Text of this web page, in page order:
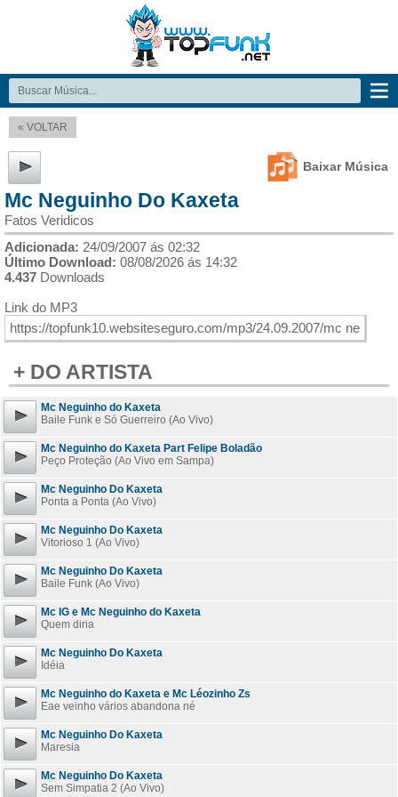
« VOLTAR
Baixar Música
Mc Neguinho Do Kaxeta
Fatos Veridicos
Adicionada: 24/09/2007 ás 02:32
Último Download: 08/08/2026 ás 14:32
4.437 Downloads
Link do MP3
+ DO ARTISTA
Mc Neguinho do Kaxeta
Baile Funk e Só Guerreiro (Ao Vivo)
Mc Neguinho do Kaxeta Part Felipe Boladão
Peço Proteção (Ao Vivo em Sampa)
Mc Neguinho Do Kaxeta
Ponta a Ponta (Ao Vivo)
Mc Neguinho Do Kaxeta
Vitorioso 1 (Ao Vivo)
Mc Neguinho Do Kaxeta
Baile Funk (Ao Vivo)
Mc IG e Mc Neguinho do Kaxeta
Quem diria
Mc Neguinho Do Kaxeta
Idéia
Mc Neguinho do Kaxeta e Mc Léozinho Zs
Eae veinho vários abandona né
Mc Neguinho Do Kaxeta
Maresia
Mc Neguinho Do Kaxeta
Sem Simpatia 2 (Ao Vivo)